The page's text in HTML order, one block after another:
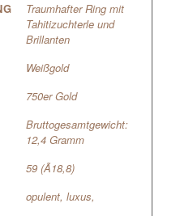
Traumhafter Ring mit
Tahitizuchterle und
Brillanten
Weißgold
750er Gold
Bruttogesamtgewicht:
12,4 Gramm
59 (Ã18,8)
opulent, luxus,